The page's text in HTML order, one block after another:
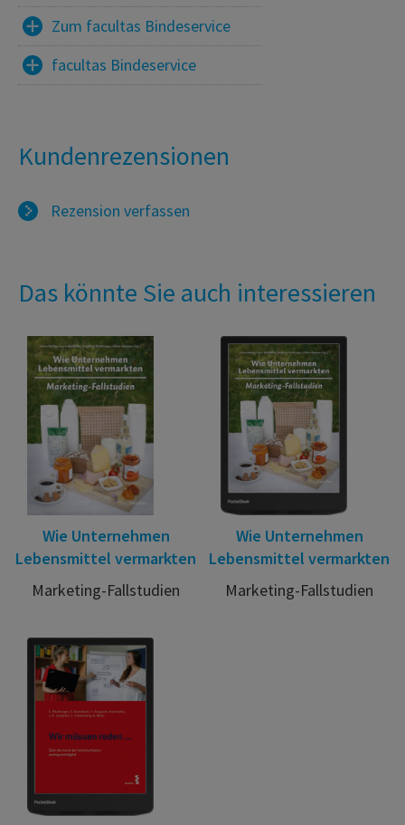
Zum facultas Bindeservice
facultas Bindeservice
Kundenrezensionen
Rezension verfassen
Das könnte Sie auch interessieren
Wie Unternehmen
Lebensmittel vermarkten
Marketing-Fallstudien
Wie Unternehmen
Lebensmittel vermarkten
Marketing-Fallstudien